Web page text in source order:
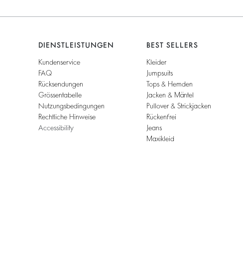
DIENSTLEISTUNGEN
Kundenservice
FAQ
Rücksendungen
Grössentabelle
Nutzungsbedingungen
Rechtliche Hinweise
Accessibility
BEST SELLERS
Kleider
Jumpsuits
Tops & Hemden
Jacken & Mäntel
Pullover & Strickjacken
Rückenfrei
Jeans
Maxikleid